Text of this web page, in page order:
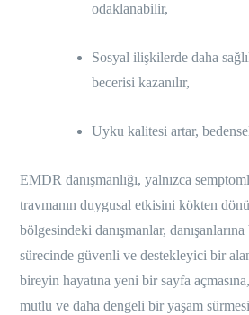
odaklanabilir,
Sosyal ilişkilerde daha
becerisi kazanılır,
Uyku kalitesi artar,
EMDR danışmanlığı, yalnızca
travmanın duygusal etkisini kökten
bölgesindeki danışmanlar,
sürecinde güvenli ve destekleyici bir
bireyin hayatına yeni bir sayfa
mutlu ve daha dengeli bir yaşam